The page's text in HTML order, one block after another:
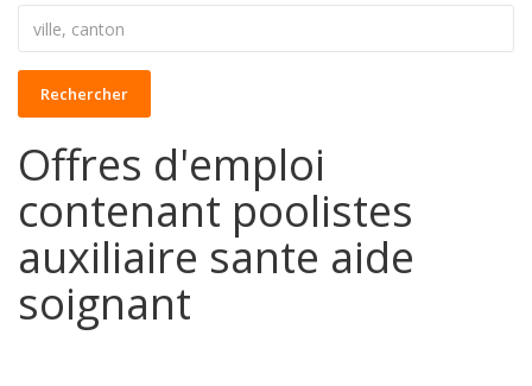
Rechercher
Offres d'emploi
contenant poolistes
auxiliaire sante aide
soignant